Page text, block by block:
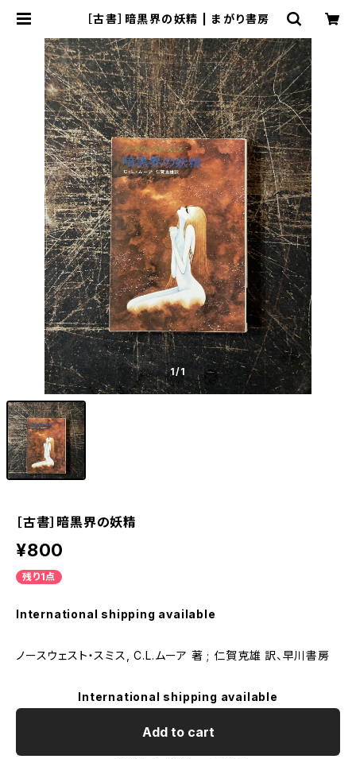
［古書］暗黒界の妖精 | まがり書房
1/1
［古書］暗黒界の妖精
¥800
残り1点
International shipping available
ノースウェスト・スミス, C.L.ムーア 著 ; 仁賀克雄 訳、早川書房
International shipping available
Add to cart